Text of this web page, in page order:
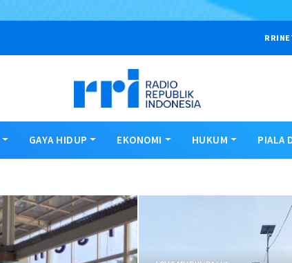
GAYA HIDUP EKONOMI HUKUM PIALA